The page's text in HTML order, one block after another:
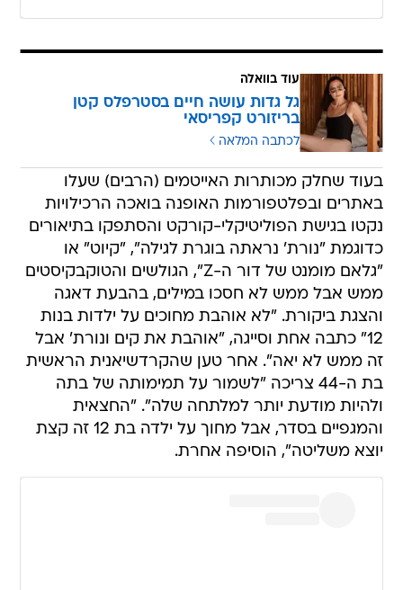
עוד בוואלה
גל גדות עושה חיים בסטרפלס קטן
בריזורט קפריסאי
לכתבה המלאה
בעוד שחלק מכותרות האייטמים (הרבים) שעלו
באתרים ובפלטפורמות האופנה בואכה הרכילויות
נקטו בגישת הפוליטיקלי-קורקט והסתפקו בתיאורים
כדוגמת "נורת' נראתה בוגרת לגילה", "קיוט" או
"גלאם מומנט של דור ה-Z", הגולשים והטוקבקיסטים
ממש אבל ממש לא חסכו במילים, בהבעת דאגה
והצגת ביקורת. "לא אוהבת מחוכים על ילדות בנות
12" כתבה אחת וסייגה, "אוהבת את קים ונורת' אבל
זה ממש לא יאה". אחר טען שהקרדשיאנית הראשית
בת ה-44 צריכה "לשמור על תמימותה של בתה
ולהיות מודעת יותר למלתחה שלה". "החצאית
והמגפיים בסדר, אבל מחוך על ילדה בת 12 זה קצת
יוצא משליטה", הוסיפה אחרת.